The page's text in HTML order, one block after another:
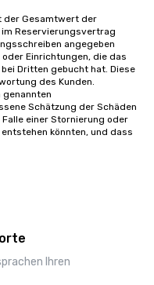
der Gesamtwert der
Reservierungsvertrag
angegeben
Einrichtungen, die das
Dritten gebucht hat. Diese
des Kunden.
genannten
Schätzung der Schäden
einer Stornierung oder
könnten, und dass
Ihren